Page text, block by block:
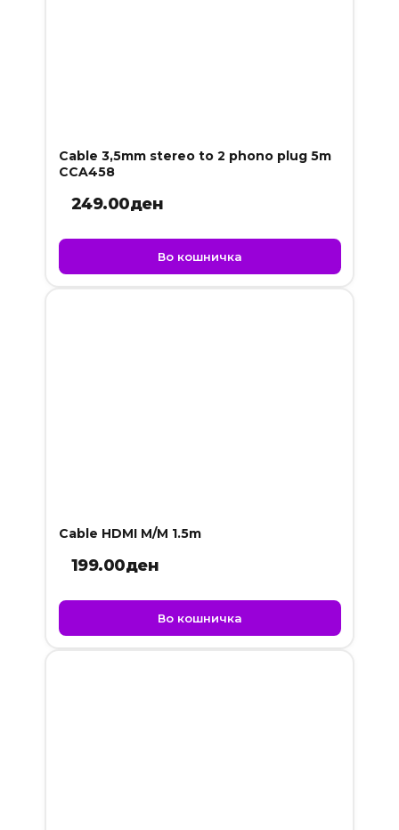
Cable 3,5mm stereo to 2 phono plug 5m
CCA458
249.00ден
Во кошничка
Cable HDMI M/M 1.5m
199.00ден
Во кошничка